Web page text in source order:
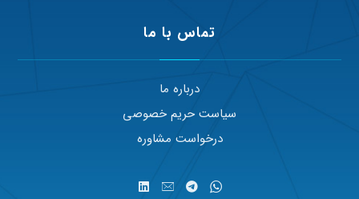
تماس با ما
درباره ما
سیاست حریم خصوصی
درخواست مشاوره